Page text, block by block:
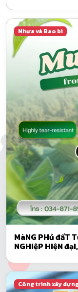
Nhựa và Bao bì
MàNG PHủ đấT
NGHIệP HIệN
Công trình xây